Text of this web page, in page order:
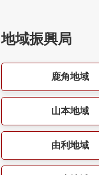
地域振興局
鹿角地域
山本地域
由利地域